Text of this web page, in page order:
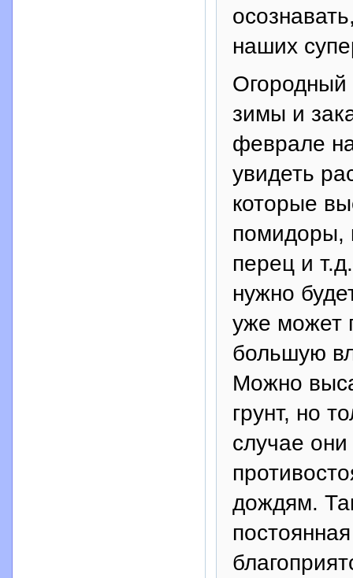
наших
Огородный
зимы и
феврале
увидеть
которые
помидоры,
перец и
нужно
уже может
большую
Можно
грунт, но
случае
дождям.